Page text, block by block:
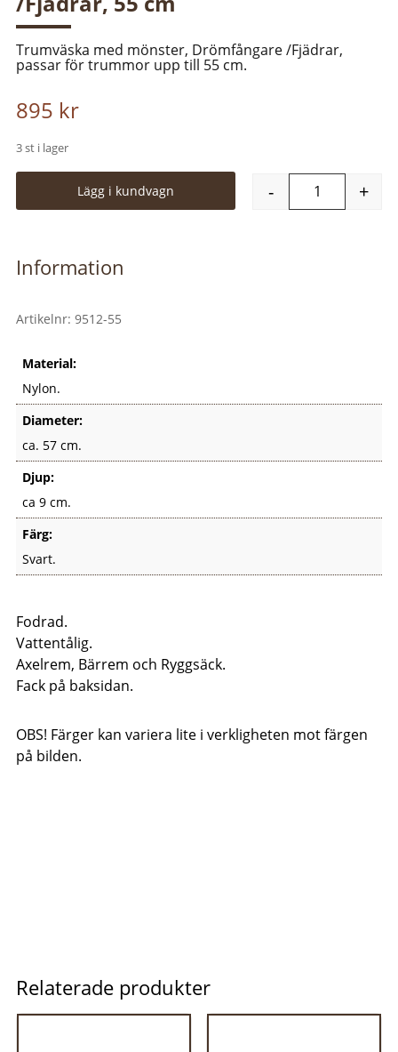
Trumväska med mönster, Drömfångare /Fjädrar,
passar för trummor upp till 55 cm.
895 kr
3 st i lager
Trumväska
- +
Lägg i kundvagn
Information
Artikelnr: 9512-55
Material:
Nylon.
Diameter:
ca. 57 cm.
Djup:
ca 9 cm.
Färg:
Svart.
Fodrad.
Vattentålig.
Axelrem, Bärrem och Ryggsäck.
Fack på baksidan.
OBS! Färger kan variera lite i verkligheten mot färgen
på bilden.
Relaterade produkter